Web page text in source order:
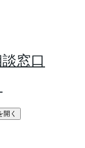
窓口
開く